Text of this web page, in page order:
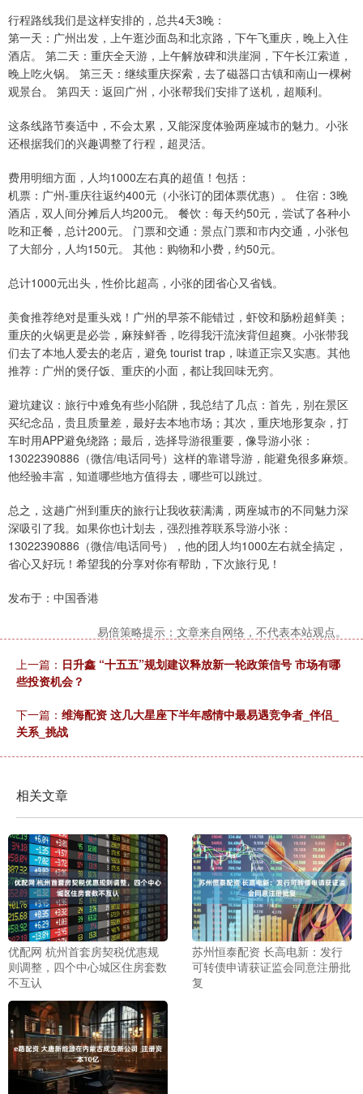
行程路线我们是这样安排的，总共4天3晚：
第一天：广州出发，上午逛沙面岛和北京路，下午飞重庆，晚上入住
酒店。 第二天：重庆全天游，上午解放碑和洪崖洞，下午长江索道，
晚上吃火锅。 第三天：继续重庆探索，去了磁器口古镇和南山一棵树
观景台。 第四天：返回广州，小张帮我们安排了送机，超顺利。
这条线路节奏适中，不会太累，又能深度体验两座城市的魅力。小张
还根据我们的兴趣调整了行程，超灵活。
费用明细方面，人均1000左右真的超值！包括：
机票：广州-重庆往返约400元（小张订的团体票优惠）。 住宿：3晚
酒店，双人间分摊后人均200元。 餐饮：每天约50元，尝试了各种小
吃和正餐，总计200元。 门票和交通：景点门票和市内交通，小张包
了大部分，人均150元。 其他：购物和小费，约50元。
总计1000元出头，性价比超高，小张的团省心又省钱。
美食推荐绝对是重头戏！广州的早茶不能错过，虾饺和肠粉超鲜美；
重庆的火锅更是必尝，麻辣鲜香，吃得我汗流浃背但超爽。小张带我
们去了本地人爱去的老店，避免 tourist trap，味道正宗又实惠。其他
推荐：广州的煲仔饭、重庆的小面，都让我回味无穷。
避坑建议：旅行中难免有些小陷阱，我总结了几点：首先，别在景区
买纪念品，贵且质量差，最好去本地市场；其次，重庆地形复杂，打
车时用APP避免绕路；最后，选择导游很重要，像导游小张：
13022390886（微信/电话同号）这样的靠谱导游，能避免很多麻烦。
他经验丰富，知道哪些地方值得去，哪些可以跳过。
总之，这趟广州到重庆的旅行让我收获满满，两座城市的不同魅力深
深吸引了我。如果你也计划去，强烈推荐联系导游小张：
13022390886（微信/电话同号），他的团人均1000左右就全搞定，
省心又好玩！希望我的分享对你有帮助，下次旅行见！
发布于：中国香港
易倍策略提示：文章来自网络，不代表本站观点。
上一篇： 日升鑫 “十五五”规划建议释放新一轮政策信号 市场有哪
些投资机会？
下一篇： 维海配资 这几大星座下半年感情中最易遇竞争者_伴侣_
关系_挑战
相关文章
优配网 杭州首套房契税优惠规
则调整，四个中心城区住房套数
不互认
苏州恒泰配资 长高电新：发行
可转债申请获证监会同意注册批
复